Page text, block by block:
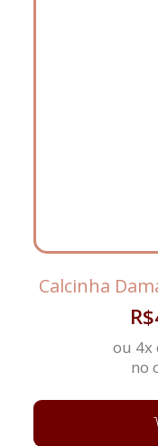
Calcinha
R$
ou 4x
no